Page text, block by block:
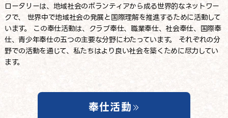
ロータリーは、地域社会のボランティアから成る世界的なネットワー
クで、
世界中で地域社会の発展と国際理解を推進するために活動して
います。
この奉仕活動は、クラブ奉仕、職業奉仕、社会奉仕、国際奉
仕、青少年奉仕の五つの主要な分野にわたっています。
それぞれの分
野での活動を通じて、 私たちはより良い社会を築くために尽力してい
ます。
奉仕活動